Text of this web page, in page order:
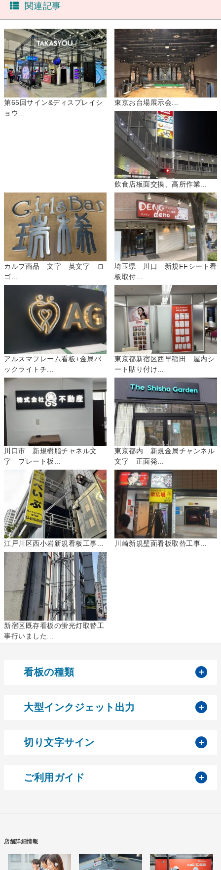
関連記事
第65回サイン&ディスプレイシ
ョウ...
東京お台場展示会...
飲食店板面交換、高所作業...
カルプ商品 文字 英文字 ロ
ゴ...
埼玉県 川口 新規FFシート看
板取付...
アルスマフレーム看板+金属バ
ックライトチ...
東京都新宿区西早稲田 屋内シ
ート貼り付け...
川口市 新規樹脂チャネル文
字 プレート板...
東京都内 新規金属チャンネル
文字 正面発...
江戸川区西小岩新規看板工事... 川崎新規壁面看板取替工事...
新宿区既存看板の蛍光灯取替工
事行いました...
看板の種類
大型インクジェット出力
切り文字サイン
ご利用ガイド
店舗詳細情報